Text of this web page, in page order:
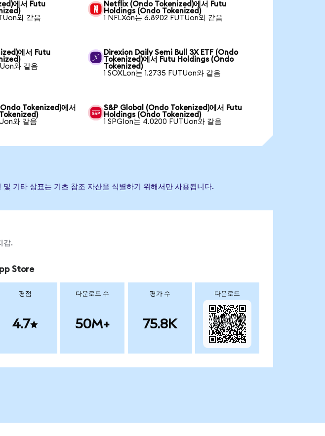
에서 Futu
와 같음
Netflix (Ondo Tokenized)에서 Futu
Holdings (Ondo Tokenized)
1 NFLXon는 6.8902 FUTUon와 같음
에서 Futu
와 같음
Direxion Daily Semi Bull 3X ETF (Ondo
Tokenized)에서 Futu Holdings (Ondo
Tokenized)
1 SOXLon는 1.2735 FUTUon와 같음
Tokenized)에서
와 같음
S&P Global (Ondo Tokenized)에서 Futu
Holdings (Ondo Tokenized)
1 SPGIon는 4.0200 FUTUon와 같음
기타 상표는 기초 참조 자산을 식별하기 위해서만 사용됩니다.
갑.
Store
평점
4.7
다운로드 수
50M+
평가 수
75.8K
다운로드